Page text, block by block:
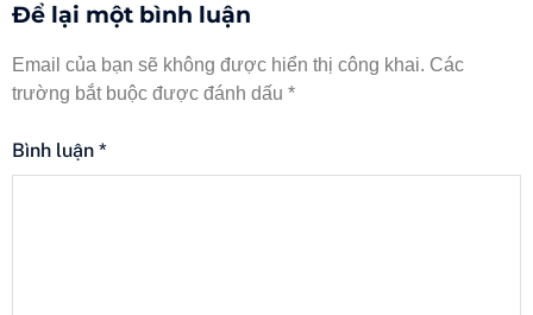
Để lại một bình luận
Email của bạn sẽ không được hiển thị công khai. Các
trường bắt buộc được đánh dấu *
Bình luận *